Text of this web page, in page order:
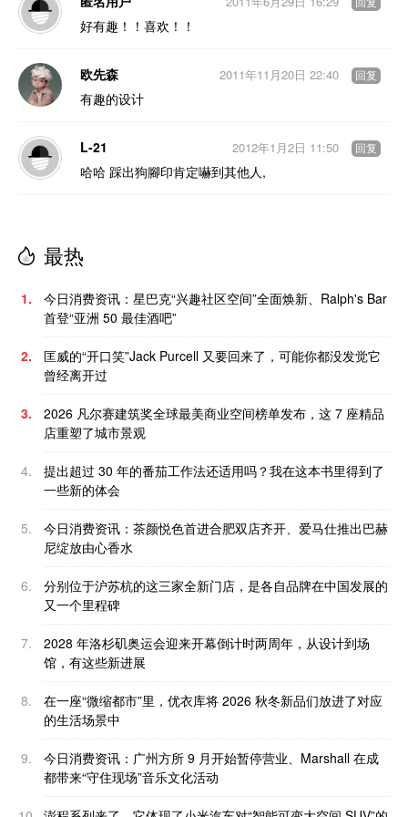
好有趣！！喜欢！！
回复
欧先森
有趣的设计
2011年11月20日 22:40 回复
L-21
哈哈 踩出狗腳印肯定嚇到其他人,
2012年1月2日 11:50 回复
最热
1.
今日消费资讯：星巴克“兴趣社区空间”全面焕新、Ralph's Bar
首登“亚洲 50 最佳酒吧”
2.
匡威的“开口笑”Jack Purcell 又要回来了，可能你都没发觉它
曾经离开过
3.
2026 凡尔赛建筑奖全球最美商业空间榜单发布，这 7 座精品
店重塑了城市景观
4.
提出超过 30 年的番茄工作法还适用吗？我在这本书里得到了
一些新的体会
5.
今日消费资讯：茶颜悦色首进合肥双店齐开、爱马仕推出巴赫
尼绽放由心香水
6.
分别位于沪苏杭的这三家全新门店，是各自品牌在中国发展的
又一个里程碑
7.
2028 年洛杉矶奥运会迎来开幕倒计时两周年，从设计到场
馆，有这些新进展
8.
在一座“微缩都市”里，优衣库将 2026 秋冬新品们放进了对应
的生活场景中
9.
今日消费资讯：广州方所 9 月开始暂停营业、Marshall 在成
都带来“守住现场”音乐文化活动